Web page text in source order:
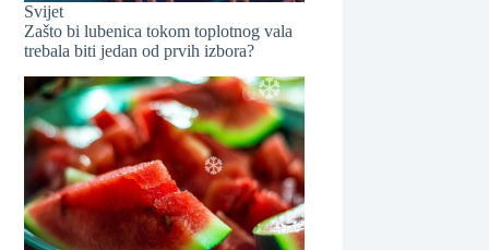
Svijet
Zašto bi lubenica tokom toplotnog vala
trebala biti jedan od prvih izbora?